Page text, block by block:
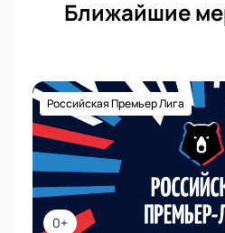
Ближайшие
0+
Российская Премьер Лига